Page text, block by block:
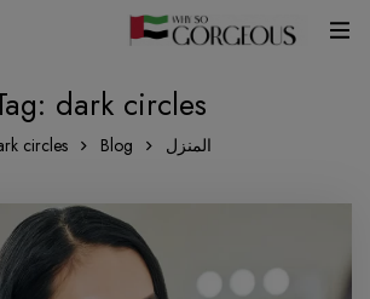
dark circles
المنزل Blog
circles